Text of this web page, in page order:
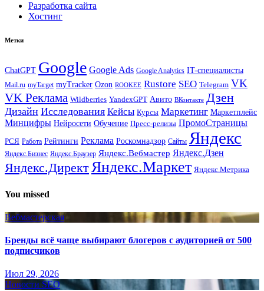
Разработка сайта
Хостинг
Метки
ChatGPT Google Google Ads Google Analytics IT-специалисты
Mail.ru myTarget myTracker Ozon ROOKEE Rustore SEO Telegram VK
VK Реклама Wildberries YandexGPT Авито ВКонтакте Дзен
Дизайн Исследования Кейсы Курсы Маркетинг Маркетплейс
Минцифры Нейросети Обучение Пресс-релизы ПромоСтраницы
РСЯ Работа Рейтинги Реклама Роскомнадзор Сайты Яндекс
Яндекс.Бизнес Яндекс.Браузер Яндекс.Вебмастер Яндекс.Дзен
Яндекс.ДиректЯндекс.Маркет Яндекс.Метрика
You missed
Вебмастерская
Бренды всё чаще выбирают блогеров с аудиторией от 500
подписчиков
Июл 29, 2026
Новости SEO